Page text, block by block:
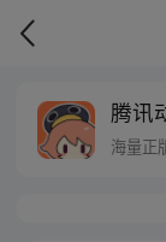
腾讯
海量正